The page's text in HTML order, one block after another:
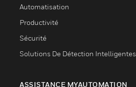
Automatisation
Productivité
Sécurité
Solutions De Détection Intelligentes
ASSISTANCE MYAUTOMATION